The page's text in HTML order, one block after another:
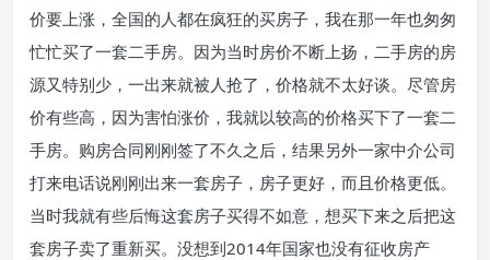
价要上涨，全国的人都在疯狂的买房子，我在那一年也匆匆
忙忙买了一套二手房。因为当时房价不断上扬，二手房的房
源又特别少，一出来就被人抢了，价格就不太好谈。尽管房
价有些高，因为害怕涨价，我就以较高的价格买下了一套二
手房。购房合同刚刚签了不久之后，结果另外一家中介公司
打来电话说刚刚出来一套房子，房子更好，而且价格更低。
当时我就有些后悔这套房子买得不如意，想买下来之后把这
套房子卖了重新买。没想到2014年国家也没有征收房产